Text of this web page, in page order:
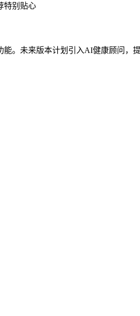
特别贴心
。未来版本计划引入AI健康顾问